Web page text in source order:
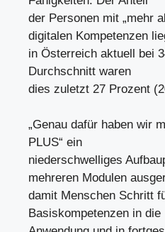
der Personen mit „mehr
digitalen Kompetenzen
in Österreich aktuell bei
Durchschnitt waren
dies zuletzt 27 Prozent
„Genau dafür haben wir
PLUS“ ein
niederschwelliges
mehreren Modulen
damit Menschen Schritt
Basiskompetenzen in die